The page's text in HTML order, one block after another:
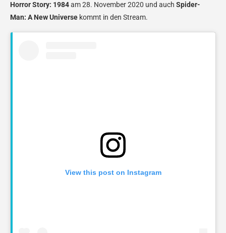
Horror Story: 1984am 28. November 2020 und auch Spider-
Man: A New Universe kommt in den Stream.
View this post on Instagram